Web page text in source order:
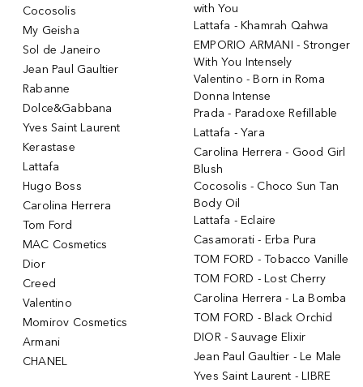
Cocosolis
My Geisha
Sol de Janeiro
Jean Paul Gaultier
Rabanne
Dolce&Gabbana
Yves Saint Laurent
Kerastase
Lattafa
Hugo Boss
Carolina Herrera
Tom Ford
MAC Cosmetics
Dior
Creed
Valentino
Momirov Cosmetics
Armani
CHANEL
with You
Lattafa - Khamrah Qahwa
EMPORIO ARMANI - Stronger
With You Intensely
Valentino - Born in Roma
Donna Intense
Prada - Paradoxe Refillable
Lattafa - Yara
Carolina Herrera - Good Girl
Blush
Cocosolis - Choco Sun Tan
Body Oil
Lattafa - Eclaire
Casamorati - Erba Pura
TOM FORD - Tobacco Vanille
TOM FORD - Lost Cherry
Carolina Herrera - La Bomba
TOM FORD - Black Orchid
DIOR - Sauvage Elixir
Jean Paul Gaultier - Le Male
Yves Saint Laurent - LIBRE